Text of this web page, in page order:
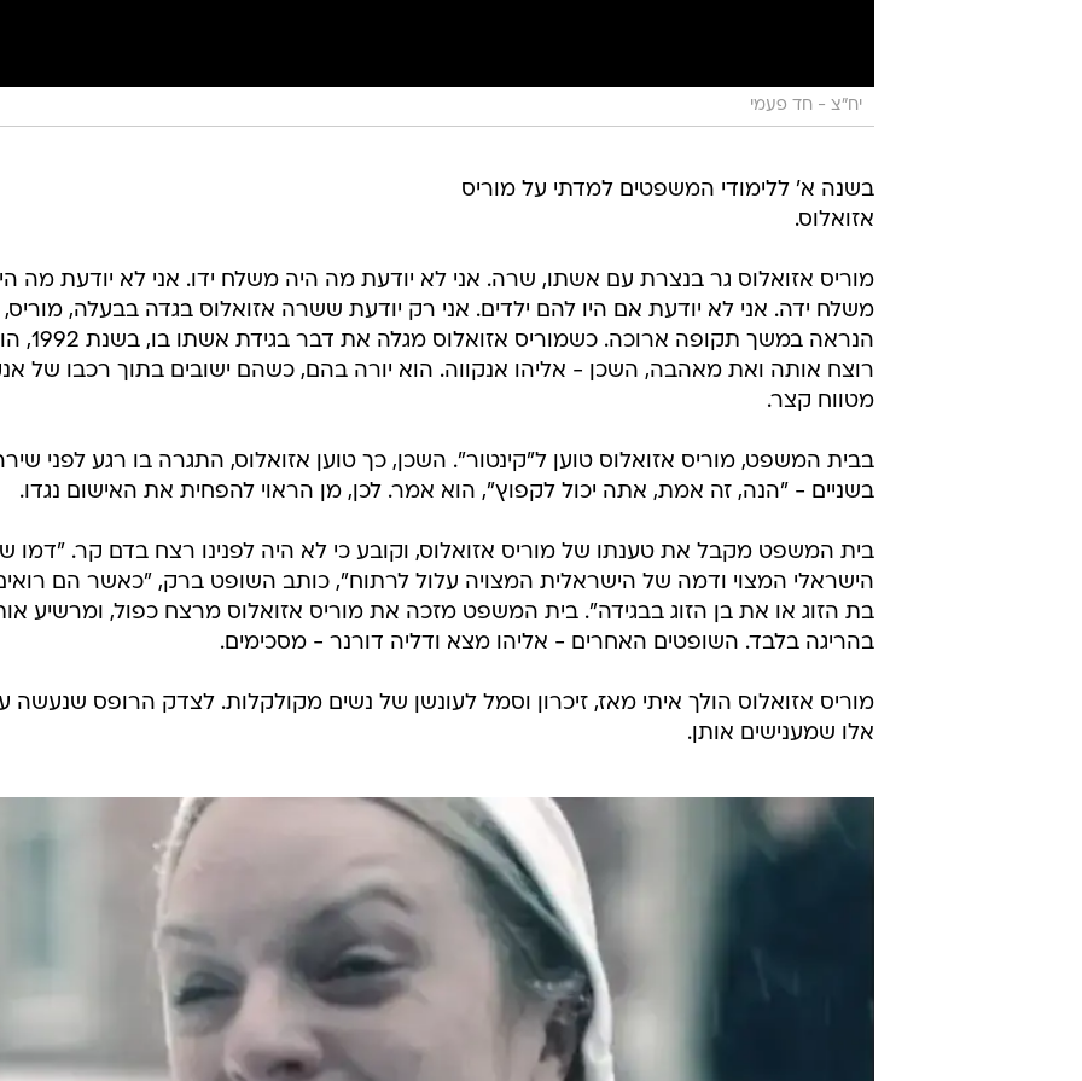
יח"צ - חד פעמי
בשנה א' ללימודי המשפטים למדתי על מוריס
אזואלוס.
מוריס אזואלוס גר בנצרת עם אשתו, שרה. אני לא יודעת מה היה משלח ידו. אני לא יודעת מה
משלח ידה. אני לא יודעת אם היו להם ילדים. אני רק יודעת ששרה אזואלוס בגדה בבעלה,
הנראה במשך תקופה ארוכה. כשמוריס אזואלוס מגלה
רוצח אותה ואת מאהבה, השכן - אליהו אנקווה. הוא יורה בהם, כשהם ישובים בתוך רכבו של
מטווח קצר.
בבית המשפט, מוריס אזואלוס טוען ל"קינטור". השכן, כך טוען אזואלוס, התגרה בו רגע לפני
בשניים - "הנה, זה אמת, אתה יכול לקפוץ", הוא אמר. לכן, מן הראוי להפחית את האישום נגדו.
בית המשפט מקבל את טענתו של מוריס אזואלוס, וקובע כי לא היה לפנינו רצח בדם קר. "דמו
הישראלי המצוי ודמה של הישראלית המצויה עלול לרתוח", כותב השופט ברק, "כאשר הם
בת הזוג או את בן הזוג בבגידה". בית המשפט מזכה את מוריס אזואלוס מרצח כפול, ומרשיע
בהריגה בלבד. השופטים האחרים - אליהו מצא ודליה דורנר - מסכימים.
מוריס אזואלוס הולך איתי מאז, זיכרון וסמל לעונשן של נשים מקולקלות. לצדק הרופס שנעשה
אלו שמענישים אותן.